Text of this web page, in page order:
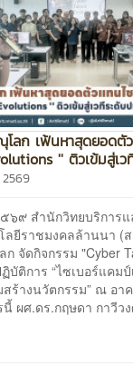
ก เฟ้นหาสุดยอดตัว
'' ติวเข้มสู่เว
๖๙ สำนักวิทยบริการแ
ลยีราชมงคลล้านนา (
จัดกิจกรรม "Cyber
บัติการ “ไซเบอร์แค
สร้างนวัตกรรม” ณ อา
ผศ.ดร.กฤษดา กาวีว